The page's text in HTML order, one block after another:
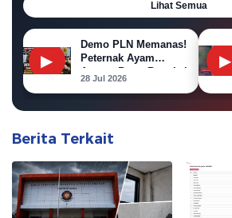
Lihat Semua
▶
Demo PLN Memanas!
Peternak Ayam
Ancam Bawa Bangkai
Ayam ke Kantor PLN
28 Jul 2026
▶
Berita Terkait